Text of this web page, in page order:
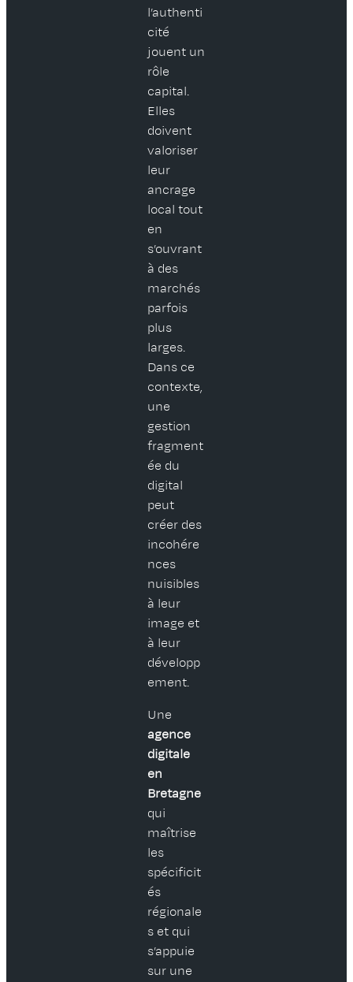
l’authenti
cité
jouent un
rôle
capital.
Elles
doivent
valoriser
leur
ancrage
local tout
en
s’ouvrant
à des
marchés
parfois
plus
larges.
Dans ce
contexte,
une
gestion
fragment
ée du
digital
peut
créer des
incohére
nces
nuisibles
à leur
image et
à leur
développ
ement.
Une
agence
digitale
en
Bretagne
qui
maîtrise
les
spécificit
és
régionale
s et qui
s’appuie
sur une